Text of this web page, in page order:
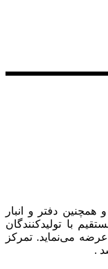
همچنین دفتر و انبار
با تولیدکنندگان
می‌نماید. تمرکز
.